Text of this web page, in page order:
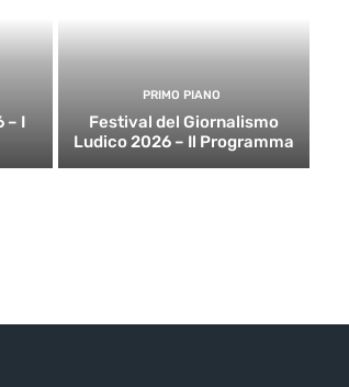
– I
PRIMO PIANO
Festival del Giornalismo
Ludico 2026 – Il Programma